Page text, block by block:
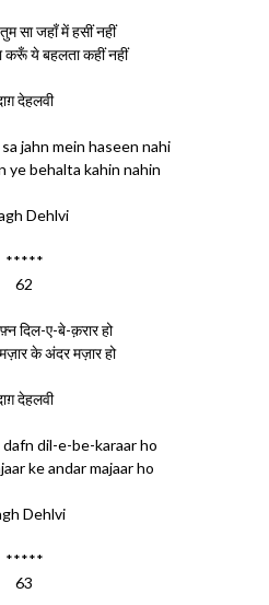
सा जहाँ में हसीं नहीं
करूँ ये बहलता कहीं नहीं
देहलवी
jahn mein haseen nahi
ye behalta kahin nahin
Dehlvi
*****
62
दिल-ए-बे-क़रार हो
के अंदर मज़ार हो
देहलवी
dil-e-be-karaar ho
ke andar majaar ho
Dehlvi
*****
63